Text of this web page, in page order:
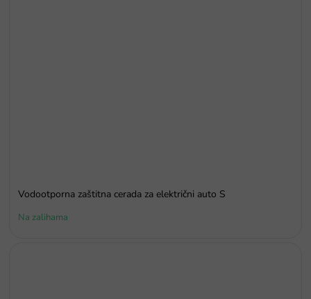
Vodootporna zaštitna cerada za električni auto S
Na zalihama